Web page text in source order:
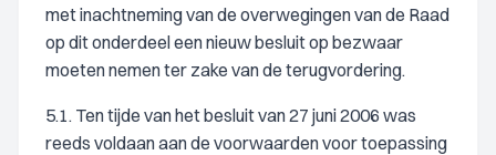
met inachtneming van de overwegingen van de Raad
op dit onderdeel een nieuw besluit op bezwaar
moeten nemen ter zake van de terugvordering.
5.1. Ten tijde van het besluit van 27 juni 2006 was
reeds voldaan aan de voorwaarden voor toepassing